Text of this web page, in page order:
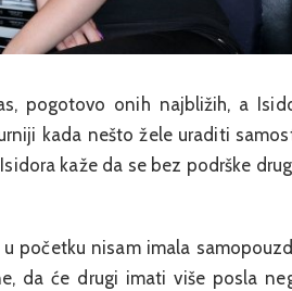
pogotovo onih najbližih, a
kada nešto žele uraditi
kaže da se bez podrške
početku nisam imala
da će drugi imati više posla